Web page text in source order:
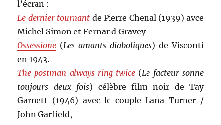
l’écran :
Le dernier tournant de Pierre Chenal (1939) avce
Michel Simon et Fernand Gravey
Ossessione (Les amants diaboliques) de Visconti
en 1943.
The postman always ring twice (Le facteur sonne
toujours deux fois) célèbre film noir de Tay
Garnett (1946) avec le couple Lana Turner /
John Garfield,